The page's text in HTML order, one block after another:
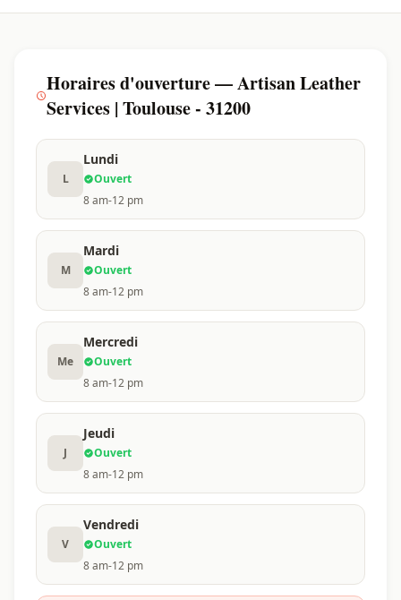
Horaires d'ouverture — Artisan Leather
Services | Toulouse - 31200
L
Lundi
Ouvert
8 am-12 pm
M
Mardi
Ouvert
8 am-12 pm
Me
Mercredi
Ouvert
8 am-12 pm
J
Jeudi
Ouvert
8 am-12 pm
V
Vendredi
Ouvert
8 am-12 pm